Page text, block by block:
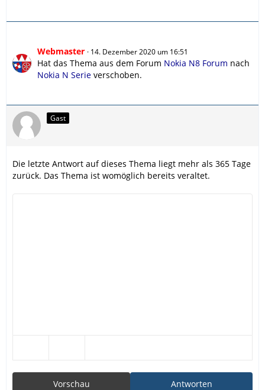
Webmaster 14. Dezember 2020 um 16:51
Hat das Thema aus dem Forum Nokia N8 Forum nach
Nokia N Serie verschoben.
Gast
Die letzte Antwort auf dieses Thema liegt mehr als 365 Tage
zurück. Das Thema ist womöglich bereits veraltet.
Antworten
Vorschau